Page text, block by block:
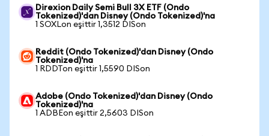
Direxion Daily Semi Bull 3X ETF (Ondo
Tokenized)'dan Disney (Ondo Tokenized)'na
1 SOXLon eşittir 1,3512 DISon
Reddit (Ondo Tokenized)'dan Disney (Ondo
Tokenized)'na
1 RDDTon eşittir 1,5590 DISon
Adobe (Ondo Tokenized)'dan Disney (Ondo
Tokenized)'na
1 ADBEon eşittir 2,5603 DISon